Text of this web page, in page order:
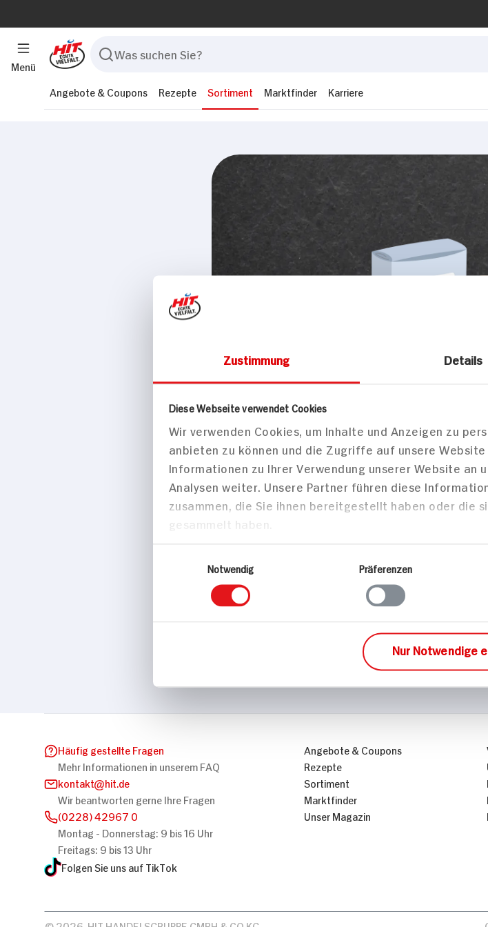
Zustimmung Details
Diese Webseite verwendet Cookies
Wir verwenden Cookies, um Inhalte und Anzeigen zu
anbieten zu können und die Zugriffe auf unsere
Informationen zu Ihrer Verwendung unserer Website an
Analysen weiter. Unsere Partner führen diese
zusammen, die Sie ihnen bereitgestellt haben oder die
gesammelt haben.
Notwendig
Präferenzen
Nur Notwendige
Menü
Angebote & Coupons Rezepte Sortiment Marktfinder Karriere
Haus & Freizeit
Nigrin Scheibenreiniger
Zum Marktfinder
Häufig gestellte Fragen
Mehr Informationen in unserem FAQ
kontakt
hit.de
Wir beantworten gerne Ihre Fragen
(0228) 42967 0
Montag - Donnerstag: 9 bis 16 Uhr
Freitags: 9 bis 13 Uhr
Folgen Sie uns auf TikTok
Angebote & Coupons
Rezepte
Sortiment
Marktfinder
Unser Magazin